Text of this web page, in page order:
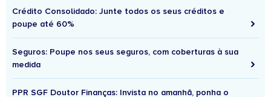
Crédito Consolidado: Junte todos os seus créditos e
poupe até 60%
Seguros: Poupe nos seus seguros, com coberturas à sua
medida
PPR SGF Doutor Finanças: Invista no amanhã, ponha o